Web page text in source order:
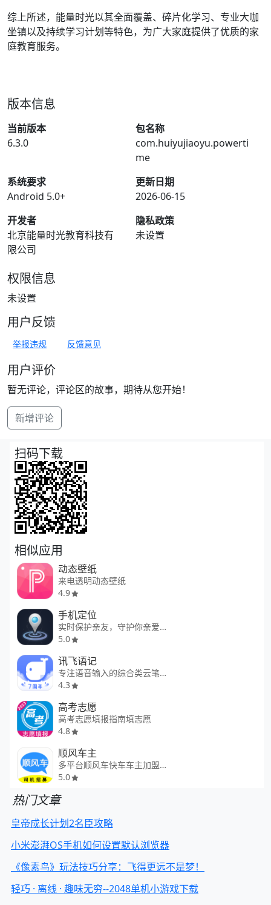
综上所述，能量时光以其全面覆盖、碎片化学习、专业大咖
坐镇以及持续学习计划等特色，为广大家庭提供了优质的家
庭教育服务。
版本信息
当前版本
6.3.0
包名称
com.huiyujiaoyu.powerti
me
系统要求
Android 5.0+
更新日期
2026-06-15
开发者
北京能量时光教育科技有
限公司
隐私政策
未设置
权限信息
未设置
用户反馈
举报违规 反馈意见
用户评价
暂无评论，评论区的故事，期待从您开始！
新增评论
扫码下载
相似应用
动态壁纸
来电透明动态壁纸
4.9
手机定位
实时保护亲友，守护你亲爱的TA
5.0
讯飞语记
专注语音输入的综合类云笔记
4.3
高考志愿
高考志愿填报指南填志愿
4.8
顺风车主
多平台顺风车快车车主加盟注册
5.0
热门文章
皇帝成长计划2名臣攻略
小米澎湃OS手机如何设置默认浏览器
《像素鸟》玩法技巧分享：飞得更远不是梦！
轻巧 · 离线 · 趣味无穷--2048单机小游戏下载